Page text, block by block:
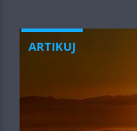
ARTIKUJ